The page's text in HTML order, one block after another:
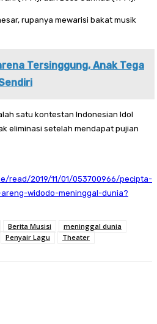
rupanya mewarisi bakat musik
Tersinggung, Anak Tega
satu kontestan Indonesian Idol
eliminasi setelah mendapat pujian
read/2019/11/01/053700966/pecipta-
widodo-meninggal-dunia?
Berita Musisi
meninggal dunia
Penyair Lagu Theater